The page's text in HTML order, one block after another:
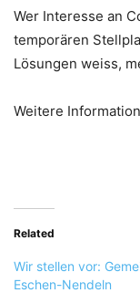
Wer Interesse an
temporären
Lösungen weiss,
Weitere
Related
Wir stellen vor:
Eschen-Nendeln